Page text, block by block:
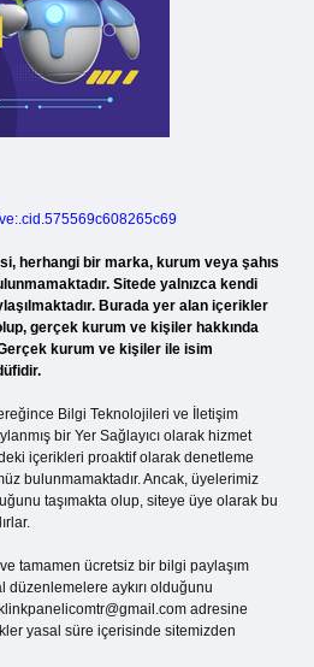
herhangi bir marka, kurum veya şahıs
Sitede yalnızca kendi
Burada yer alan içerikler
gerçek kurum ve kişiler hakkında
kurum ve kişiler ile isim
Bilgi Teknolojileri ve İletişim
bir Yer Sağlayıcı olarak hizmet
içerikleri proaktif olarak denetleme
bulunmamaktadır. Ancak, üyelerimiz
taşımakta olup, siteye üye olarak bu
tamamen ücretsiz bir bilgi paylaşım
aykırı olduğunu
adresine
yasal süre içerisinde sitemizden